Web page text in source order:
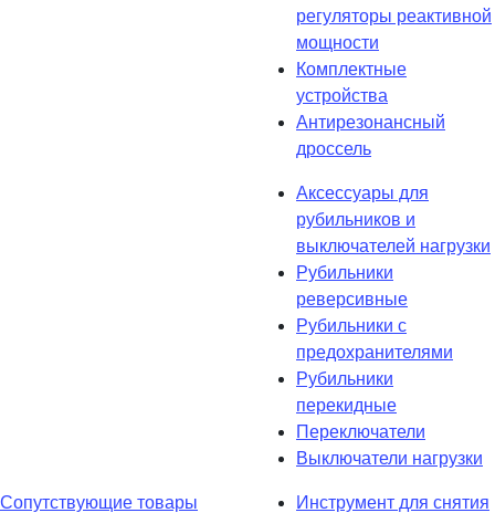
регуляторы реактивной
мощности
Комплектные
устройства
Антирезонансный
дроссель
Аксессуары для
рубильников и
выключателей нагрузки
Рубильники
реверсивные
Рубильники с
предохранителями
Рубильники
перекидные
Переключатели
Выключатели нагрузки
Сопутствующие товары
Инструмент для снятия